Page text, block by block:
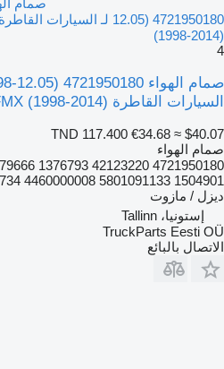
(1998-2014)
4
السيارات القاطرة Volvo FM7-FM12, FM, FMX (1998-2014)
TND 117.400 €34.68 ≈ $40.07
صمام الهواء
1504901 5801091133 4460000008 42542734...
ديزل / مازوت
إستونيا، Tallinn
TruckParts Eesti OÜ
الاتصال بالبائع